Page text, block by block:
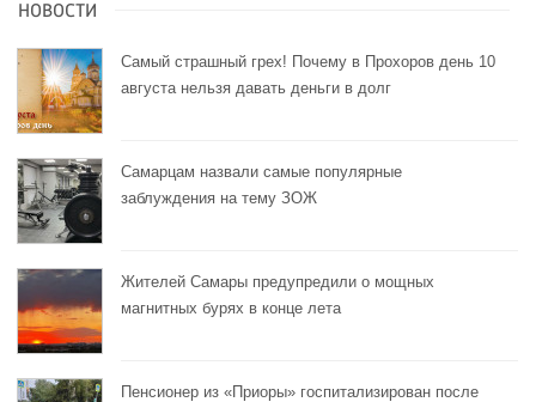
НОВОСТИ
Самый страшный грех! Почему в Прохоров день 10
августа нельзя давать деньги в долг
Самарцам назвали самые популярные
заблуждения на тему ЗОЖ
Жителей Самары предупредили о мощных
магнитных бурях в конце лета
Пенсионер из «Приоры» госпитализирован после